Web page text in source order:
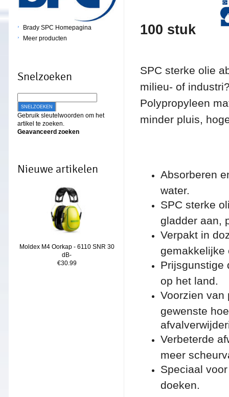
Brady SPC Homepagina
Meer producten
Snelzoeken
SNELZOEKEN
Gebruik sleutelwoorden om het
artikel te zoeken.
Geavanceerd zoeken
Nieuwe artikelen
Moldex M4 Oorkap - 6110 SNR 30
dB-
€30.99
100 stuk
SPC sterke olie
milieu- of
Polypropyleen
minder pluis,
Absorberen
water.
SPC sterke
gladder aan,
Verpakt in
gemakkelijke
Prijsgunstige
op het land.
Voorzien van
gewenste
Verbeterde
meer
Speciaal
doeken.